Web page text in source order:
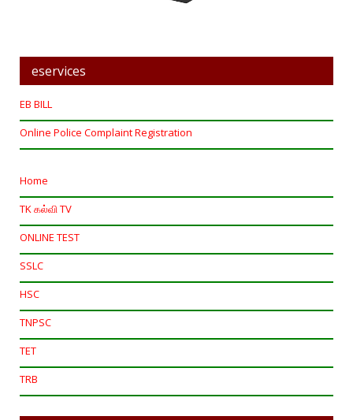
eservices
EB BILL
Online Police Complaint Registration
Home
TK கல்வி TV
ONLINE TEST
SSLC
HSC
TNPSC
TET
TRB